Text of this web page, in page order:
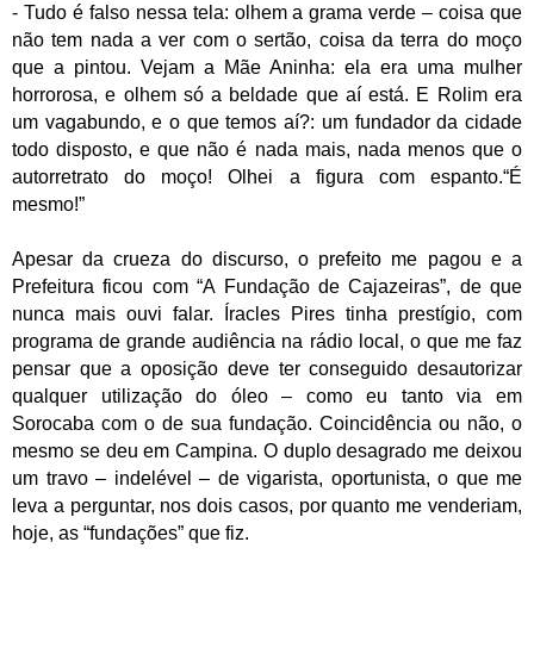
- Tudo é falso nessa tela: olhem a grama verde – coisa que
não tem nada a ver com o sertão, coisa da terra do moço
que a pintou. Vejam a Mãe Aninha: ela era uma mulher
horrorosa, e olhem só a beldade que aí está. E Rolim era
um vagabundo, e o que temos aí?: um fundador da cidade
todo disposto, e que não é nada mais, nada menos que o
autorretrato do moço! Olhei a figura com espanto.“É
mesmo!”
Apesar da crueza do discurso, o prefeito me pagou e a
Prefeitura ficou com “A Fundação de Cajazeiras”, de que
nunca mais ouvi falar. Íracles Pires tinha prestígio, com
programa de grande audiência na rádio local, o que me faz
pensar que a oposição deve ter conseguido desautorizar
qualquer utilização do óleo – como eu tanto via em
Sorocaba com o de sua fundação. Coincidência ou não, o
mesmo se deu em Campina. O duplo desagrado me deixou
um travo – indelével – de vigarista, oportunista, o que me
leva a perguntar, nos dois casos, por quanto me venderiam,
hoje, as “fundações” que fiz.